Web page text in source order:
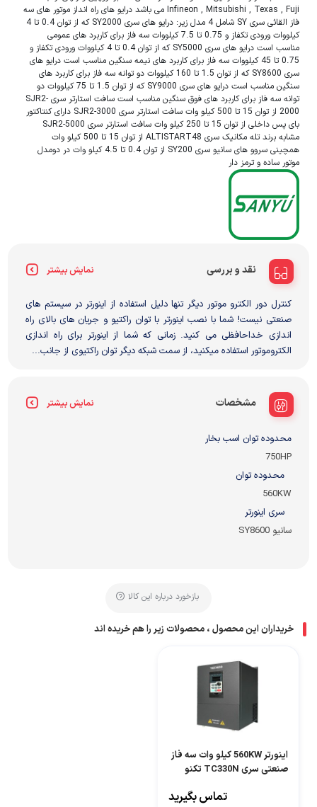
Infineon , Mitsubishi , Texas , Fuji می باشد درایو های راه انداز موتور های سه
فاز القائی سری SY شامل 4 مدل زیر: درایو های سری SY2000 که از توان 0.4 تا 4
کیلووات ورودی تکفاز و 0.75 تا 7.5 کیلووات سه فاز برای کاربرد های عمومی
مناسب است درایو های سری SY5000 که از توان 0.4 تا 4 کیلووات ورودی تکفاز و
0.75 تا 45 کیلووات سه فاز برای کاربرد های نیمه سنگین مناسب است درایو های
سری SY8600 که از توان 1.5 تا 160 کیلووات دو توانه سه فاز برای کاربرد های
سنگین مناسب است درایو های سری SY9000 که از توان 1.5 تا 75 کیلووات دو
توانه سه فاز برای کاربرد های فوق سنگین مناسب است سافت استارتر سری SJR2-
2000 از توان 15 تا 500 کیلو وات سافت استارتر سری SJR2-3000 دارای کنتاکتور
بای پس داخلی از توان 15 تا 250 کیلو وات سافت استارتر سری SJR2-5000
مشابه برند تله مکانیک سری ALTISTART48 از توان 15 تا 500 کیلو وات
همچینی سروو های سانیو سری SY200 از توان 0.4 تا 4.5 کیلو وات در دومدل
موتور ساده و ترمز دار
نقد و بررسی نمایش بیشتر
کنترل دور الکترو موتور دیگر تنها دلیل استفاده از اینورتر در سیستم های
صنعتی نیست! شما با نصب اینورتر با توان راکتیو و جریان های بالای راه
اندازی خداحافظی می کنید. زمانی که شما از اینورتر برای راه اندازی
الکتروموتور استفاده میکنید، از سمت شبکه دیگر توان راکتیوی از جانب...
مشخصات نمایش بیشتر
محدوده توان اسب بخار
750HP
محدوده توان
560KW
سری اینورتر
سانیو SY8600
بازخورد درباره این کالا
خریداران این محصول ، محصولات زیر را هم خریده اند
اینورتر 560KW کیلو وات سه فاز
صنعتی سری TC330N تکنو
تماس بگیرید